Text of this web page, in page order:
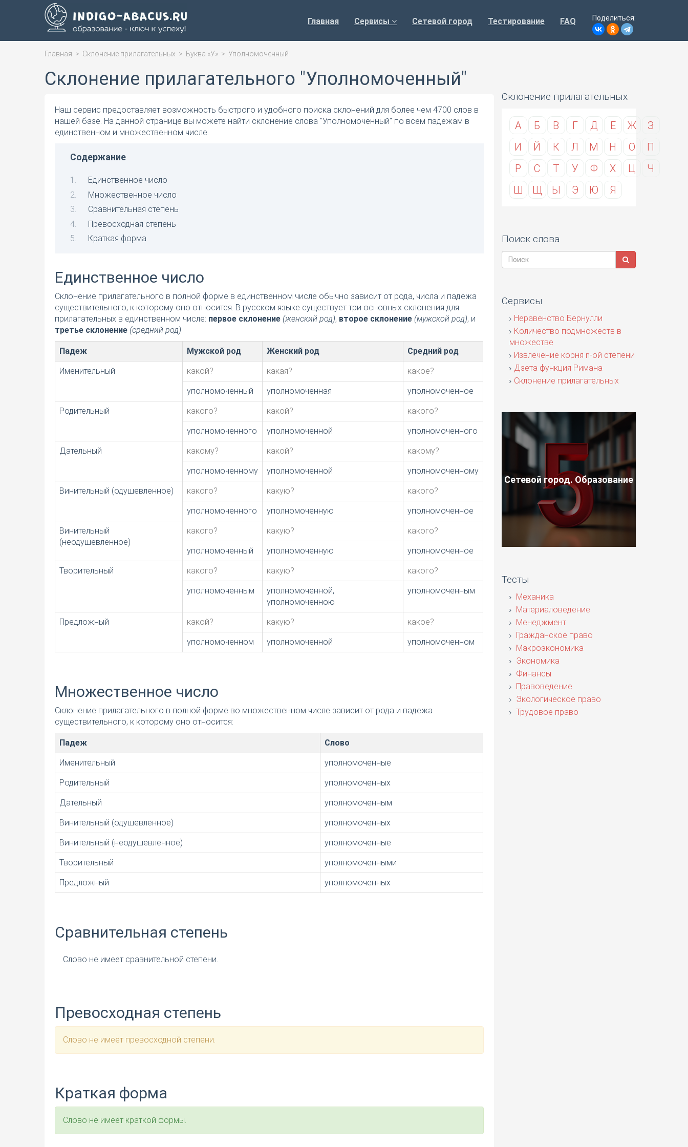
Главная Сервисы Сетевой город Тестирование FAQ Поделиться:
Главная > Склонение прилагательных > Буква «У» > Уполномоченный
Склонение прилагательного "Уполномоченный"
Наш сервис предоставляет возможность быстрого и удобного поиска склонений для более чем 4700 слов в
нашей базе. На данной странице вы можете найти склонение слова "Уполномоченный" по всем падежам в
единственном и множественном числе.
Содержание
Единственное число
Множественное число
Сравнительная степень
Превосходная степень
Краткая форма
Единственное число
Склонение прилагательного в полной форме в единственном числе обычно зависит от рода, числа и падежа
существительного, к которому оно относится. В русском языке существует три основных склонения для
прилагательных в единственном числе: первое склонение (женский род), второе склонение (мужской род), и
третье склонение (средний род).
Падеж Мужской род Женский род Средний род
Именительный какой? какая? какое?
уполномоченный уполномоченная уполномоченное
Родительный какого? какой? какого?
уполномоченного уполномоченной уполномоченного
Дательный какому? какой? какому?
уполномоченному уполномоченной уполномоченному
Винительный (одушевленное) какого? какую? какого?
уполномоченного уполномоченную уполномоченное
Винительный
(неодушевленное)
какого? какую? какого?
уполномоченный уполномоченную уполномоченное
Творительный какого? какую? какого?
уполномоченным
уполномоченной,
уполномоченною
уполномоченным
Предложный какой? какую? какое?
уполномоченном уполномоченной уполномоченном
Множественное число
Склонение прилагательного в полной форме во множественном числе зависит от рода и падежа
существительного, к которому оно относится:
Падеж Слово
Именительный уполномоченные
Родительный уполномоченных
Дательный уполномоченным
Винительный (одушевленное) уполномоченных
Винительный (неодушевленное) уполномоченные
Творительный уполномоченными
Предложный уполномоченных
Сравнительная степень
Слово не имеет сравнительной степени.
Превосходная степень
Слово не имеет превосходной степени.
Краткая форма
Слово не имеет краткой формы.
Склонение прилагательных
А Б В Г Д Е Ж
З
И
Й К Л М Н О
П
Р
С Т У Ф Х Ц
Ч
Ш
Щ Ы Э Ю Я
Поиск слова
Сервисы
Неравенство Бернулли
Количество подмножеств в
множестве
Извлечение корня n-ой степени
Дзета функция Римана
Склонение прилагательных
Сетевой город. Образование
Тесты
Механика
Материаловедение
Менеджмент
Гражданское право
Макроэкономика
Экономика
Финансы
Правоведение
Экологическое право
Трудовое право